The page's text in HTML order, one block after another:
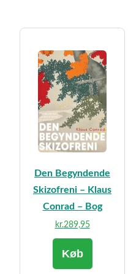
Den Begyndende
Skizofreni – Klaus
Conrad – Bog
kr.289,95
Køb